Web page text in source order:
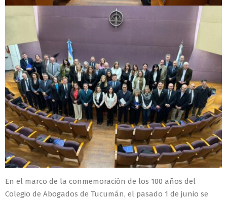
En el marco de la conmemoración de los 100 años del
Colegio de Abogados de Tucumán, el pasado 1 de junio se